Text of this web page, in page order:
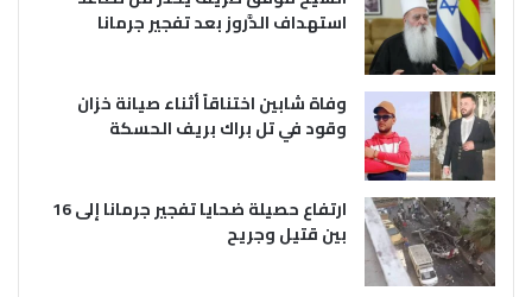
استهداف الدَّروز بعد تفجير جرمانا
وفاة شابين اختناقاً أثناء صيانة خزان
وقود في تل براك بريف الحسكة
ارتفاع حصيلة ضحايا تفجير جرمانا إلى 16
بين قتيل وجريح